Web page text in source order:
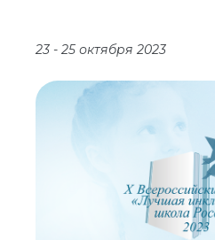
23 - 25 октября 2023